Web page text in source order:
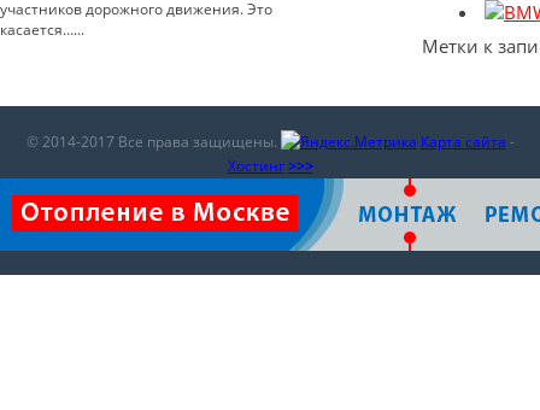
участников дорожного движения. Это
касается…...
Метки к
© 2014-2017 Все права защищены. Карта сайта -
Хостинг >>>